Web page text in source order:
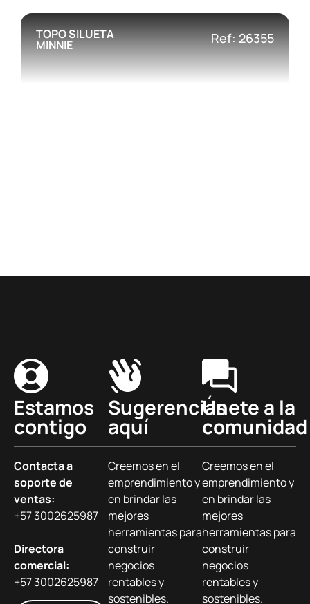
TOPO SILUETA
MINNIE Ref: 26355
Estamos
contigo
Contacta a
soporte de
ventas:
+57 3002625987
Directora
comercial:
+57 3002625987
Sugerencias
aquí
Creemos en el
emprendimiento y
en brindar las
mejores
herramientas para
construir
negocios
rentables y
sostenibles.
Únete a la
comunidad
Creemos en el
emprendimiento y
en brindar las
mejores
herramientas para
construir
negocios
rentables y
sostenibles.